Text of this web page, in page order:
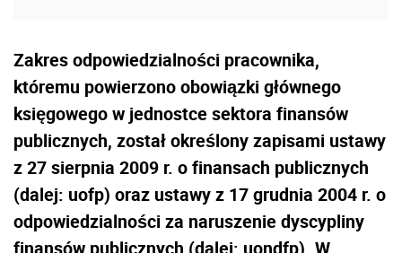
Zakres odpowiedzialności pracownika,
któremu powierzono obowiązki głównego
księgowego w jednostce sektora finansów
publicznych, został określony zapisami ustawy
z 27 sierpnia 2009 r. o finansach publicznych
(dalej: uofp) oraz ustawy z 17 grudnia 2004 r. o
odpowiedzialności za naruszenie dyscypliny